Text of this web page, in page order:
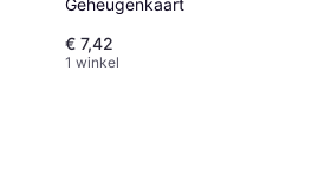
€ 7,42
1 winkel